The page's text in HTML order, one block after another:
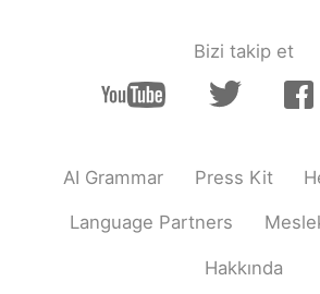
Bizi takip et
AI Grammar Press Kit
Language Partners
Hakkında